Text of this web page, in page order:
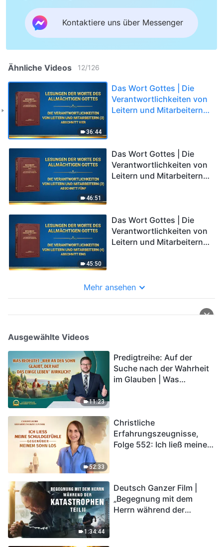
Kontaktiere uns über Messenger
Ähnliche Videos 12/126
36:44
Das Wort Gottes | Die
Verantwortlichkeiten von
Leitern und Mitarbeitern
46:51
Das Wort Gottes | Die
Verantwortlichkeiten von
Leitern und Mitarbeitern
45:50
Das Wort Gottes | Die
Verantwortlichkeiten von
Leitern und Mitarbeitern
Mehr ansehen
Ausgewählte Videos
11:23
Predigtreihe: Auf der
Suche nach der Wahrheit
im Glauben | Was
52:33
Christliche
Erfahrungszeugnisse,
Folge 552: Ich ließ meine
1:34:44
Deutsch Ganzer Film |
„Begegnung mit dem
Herrn während der